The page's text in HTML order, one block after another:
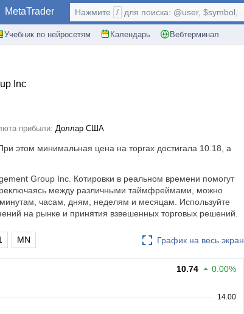
MetaTrader
Учебник по нейросетям Календарь Вебтерминал
Нажмите / для поиска: @user, $symbol, ...
Inc
прибыли: Доллар США
При этом минимальная цена на торгах достигала 10.18, а
Group Inc. Котировки в реальном времени помогут
между различными таймфреймами, можно
часам, дням, неделям и месяцам. Используйте
на рынке и принятия взвешенных торговых решений.
График на весь экран
MN
10.74 0.00%